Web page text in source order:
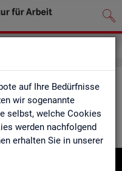
auf Ihre Bedürfnisse
wir sogenannte
selbst, welche Cookies
werden nachfolgend
erhalten Sie in unserer
in Deut­scher Ge­bär­